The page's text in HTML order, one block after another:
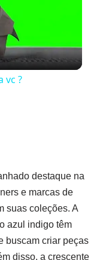
vc ?
destaque na
e marcas de
suas coleções. A
azul indigo têm
buscam criar peças
disso, a crescente